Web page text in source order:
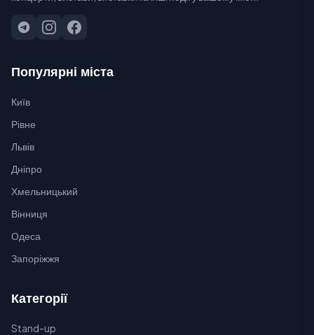
Популярні міста
Київ
Рівне
Львів
Дніпро
Хмельницький
Вінниця
Одеса
Запоріжжя
Категорії
Stand-up